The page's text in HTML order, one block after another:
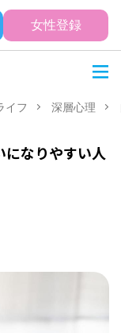
女性登録
イフ 深層心理
になりやすい人